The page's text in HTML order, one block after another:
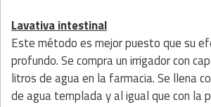
Lavativa intestinal
Este método es mejor puesto que su
profundo. Se compra un irrigador con
litros de agua en la farmacia. Se llena
de agua templada y al igual que con la